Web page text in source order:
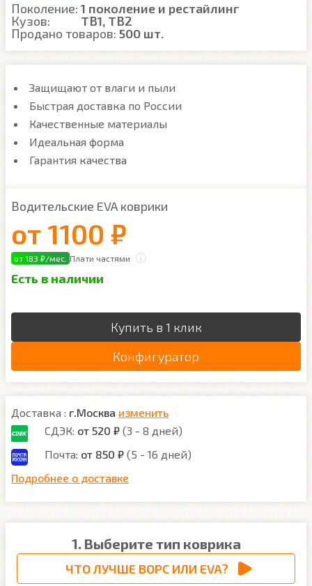
Поколение: 1 поколение и рестайлинг
Кузов:
TB1, TB2
Продано товаров: 500 шт.
Защищают от влаги и пыли
Быстрая доставка по России
Качественные материалы
Идеальная форма
Гарантия качества
Водительские EVA коврики
от 1100 ₽
от 183 ₽/мес. Плати частями
Есть в наличии
Купить в 1 клик
Конфигуратор
Доставка : г.Москва изменить
СДЭК: от 520 ₽ (3 - 8 дней)
Почта: от 850 ₽ (5 - 16 дней)
Подробнее о доставке
1. Выберите тип коврика
ЧТО ЛУЧШЕ ВОРС ИЛИ EVA?